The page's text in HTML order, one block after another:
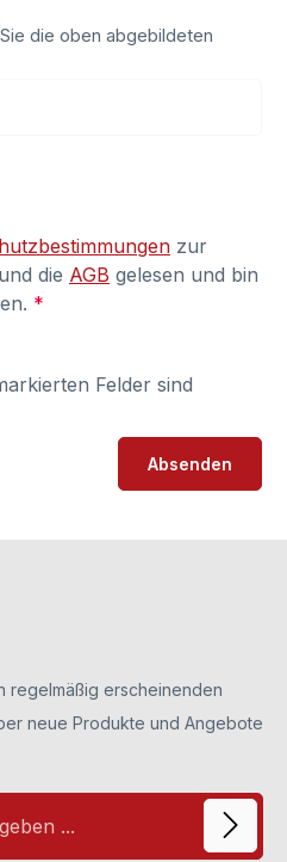
die oben abgebildeten
zur
die AGB gelesen und bin
*
Felder sind
Absenden
regelmäßig erscheinenden
neue Produkte und Angebote